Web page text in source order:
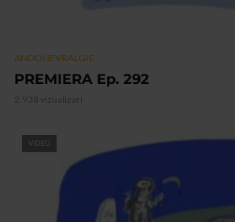
ANDONEVRALGIC
PREMIERA Ep. 292
2.938 vizualizari
VIDEO